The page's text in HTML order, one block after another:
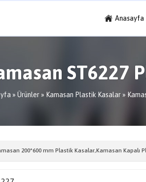
Anasayfa
ST6227
» Ürünler» Kamasan Plastik Kasalar»
200*600 mm Plastik Kasalar,Kamasan Kapalı